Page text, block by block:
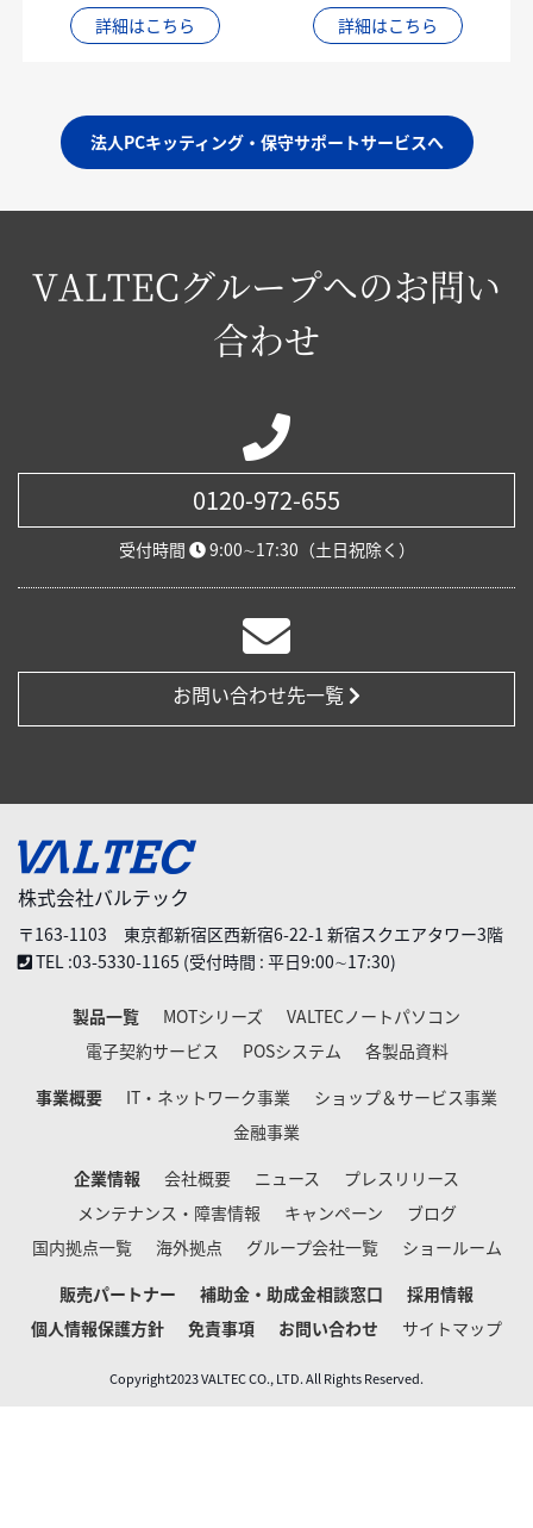
詳細はこちら 詳細はこちら
法人PCキッティング・保守サポートサービスへ
VALTECグループへのお問い
合わせ
0120-972-655
受付時間 9:00∼17:30（土日祝除く）
お問い合わせ先一覧
株式会社バルテック
〒163-1103 東京都新宿区西新宿6-22-1 新宿スクエアタワー3階
TEL :03-5330-1165 (受付時間 : 平日9:00∼17:30)
製品一覧 MOTシリーズ
VALTECノートパソコン
電子契約サービス
POSシステム
各製品資料
事業概要
IT・ネットワーク事業
ショップ＆サービス事業
金融事業
企業情報
会社概要 ニュース
プレスリリース
メンテナンス・障害情報
キャンペーン
ブログ
国内拠点一覧
海外拠点 グループ会社一覧
ショールーム
販売パートナー
補助金・助成金相談窓口
採用情報
個人情報保護方針
免責事項 お問い合わせ サイトマップ
Copyright2023 VALTEC CO., LTD. All Rights Reserved.